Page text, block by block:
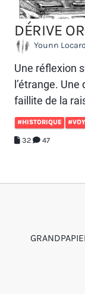
DÉRIVE
Younn Locard
Une réflexion
l’étrange.
faillite de la
#HISTORIQUE
32 47